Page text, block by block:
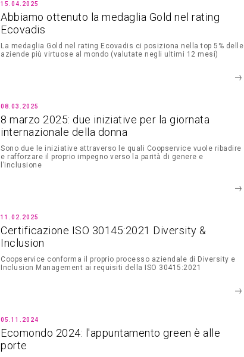
15.04.2025
Abbiamo ottenuto la medaglia Gold nel rating
Ecovadis
La medaglia Gold nel rating Ecovadis ci posiziona nella top 5% delle
aziende più virtuose al mondo (valutate negli ultimi 12 mesi)
08.03.2025
8 marzo 2025: due iniziative per la giornata
internazionale della donna
Sono due le iniziative attraverso le quali Coopservice vuole ribadire
e rafforzare il proprio impegno verso la parità di genere e
l’inclusione
11.02.2025
Certificazione ISO 30145:2021 Diversity &
Inclusion
Coopservice conforma il proprio processo aziendale di Diversity e
Inclusion Management ai requisiti della ISO 30415:2021
05.11.2024
Ecomondo 2024: l'appuntamento green è alle
porte